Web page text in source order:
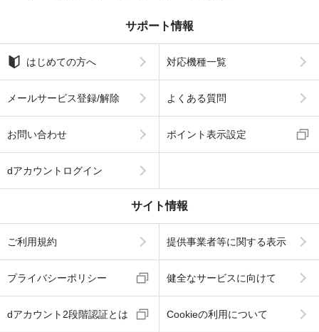
サポート情報
はじめての方へ 対応機種一覧
メールサービス登録/解除 よくある質問
お問い合わせ ポイント表示設定
dアカウントログイン
サイト情報
ご利用規約 提供事業者等に関する表示
プライバシーポリシー 健全なサービスに向けて
dアカウント2段階認証とは Cookieの利用について